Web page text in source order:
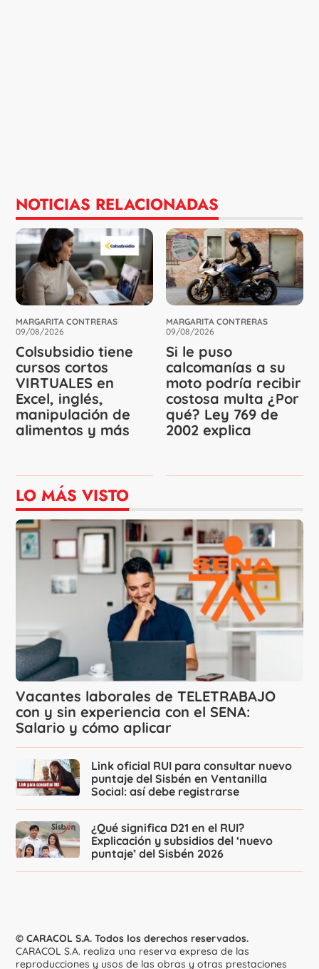
NOTICIAS RELACIONADAS
MARGARITA CONTRERAS
09/08/2026
Colsubsidio tiene
cursos cortos
VIRTUALES en
Excel, inglés,
manipulación de
alimentos y más
MARGARITA CONTRERAS
09/08/2026
Si le puso
calcomanías a su
moto podría recibir
costosa multa ¿Por
qué? Ley 769 de
2002 explica
LO MÁS VISTO
Vacantes laborales de TELETRABAJO
con y sin experiencia con el SENA:
Salario y cómo aplicar
Link oficial RUI para consultar nuevo
puntaje del Sisbén en Ventanilla
Social: así debe registrarse
¿Qué significa D21 en el RUI?
Explicación y subsidios del ‘nuevo
puntaje’ del Sisbén 2026
© CARACOL S.A. Todos los derechos reservados.
CARACOL S.A. realiza una reserva expresa de las
reproducciones y usos de las obras y otras prestaciones